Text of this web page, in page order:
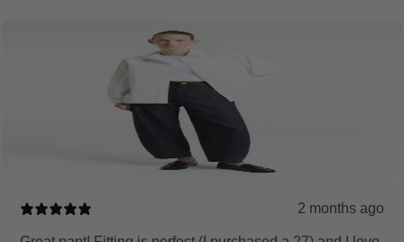
2 months ago